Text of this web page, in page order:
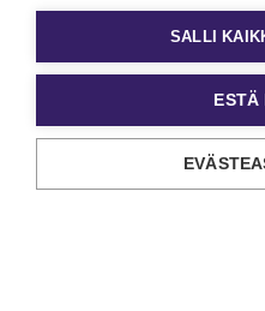
SALLI
ESTÄ